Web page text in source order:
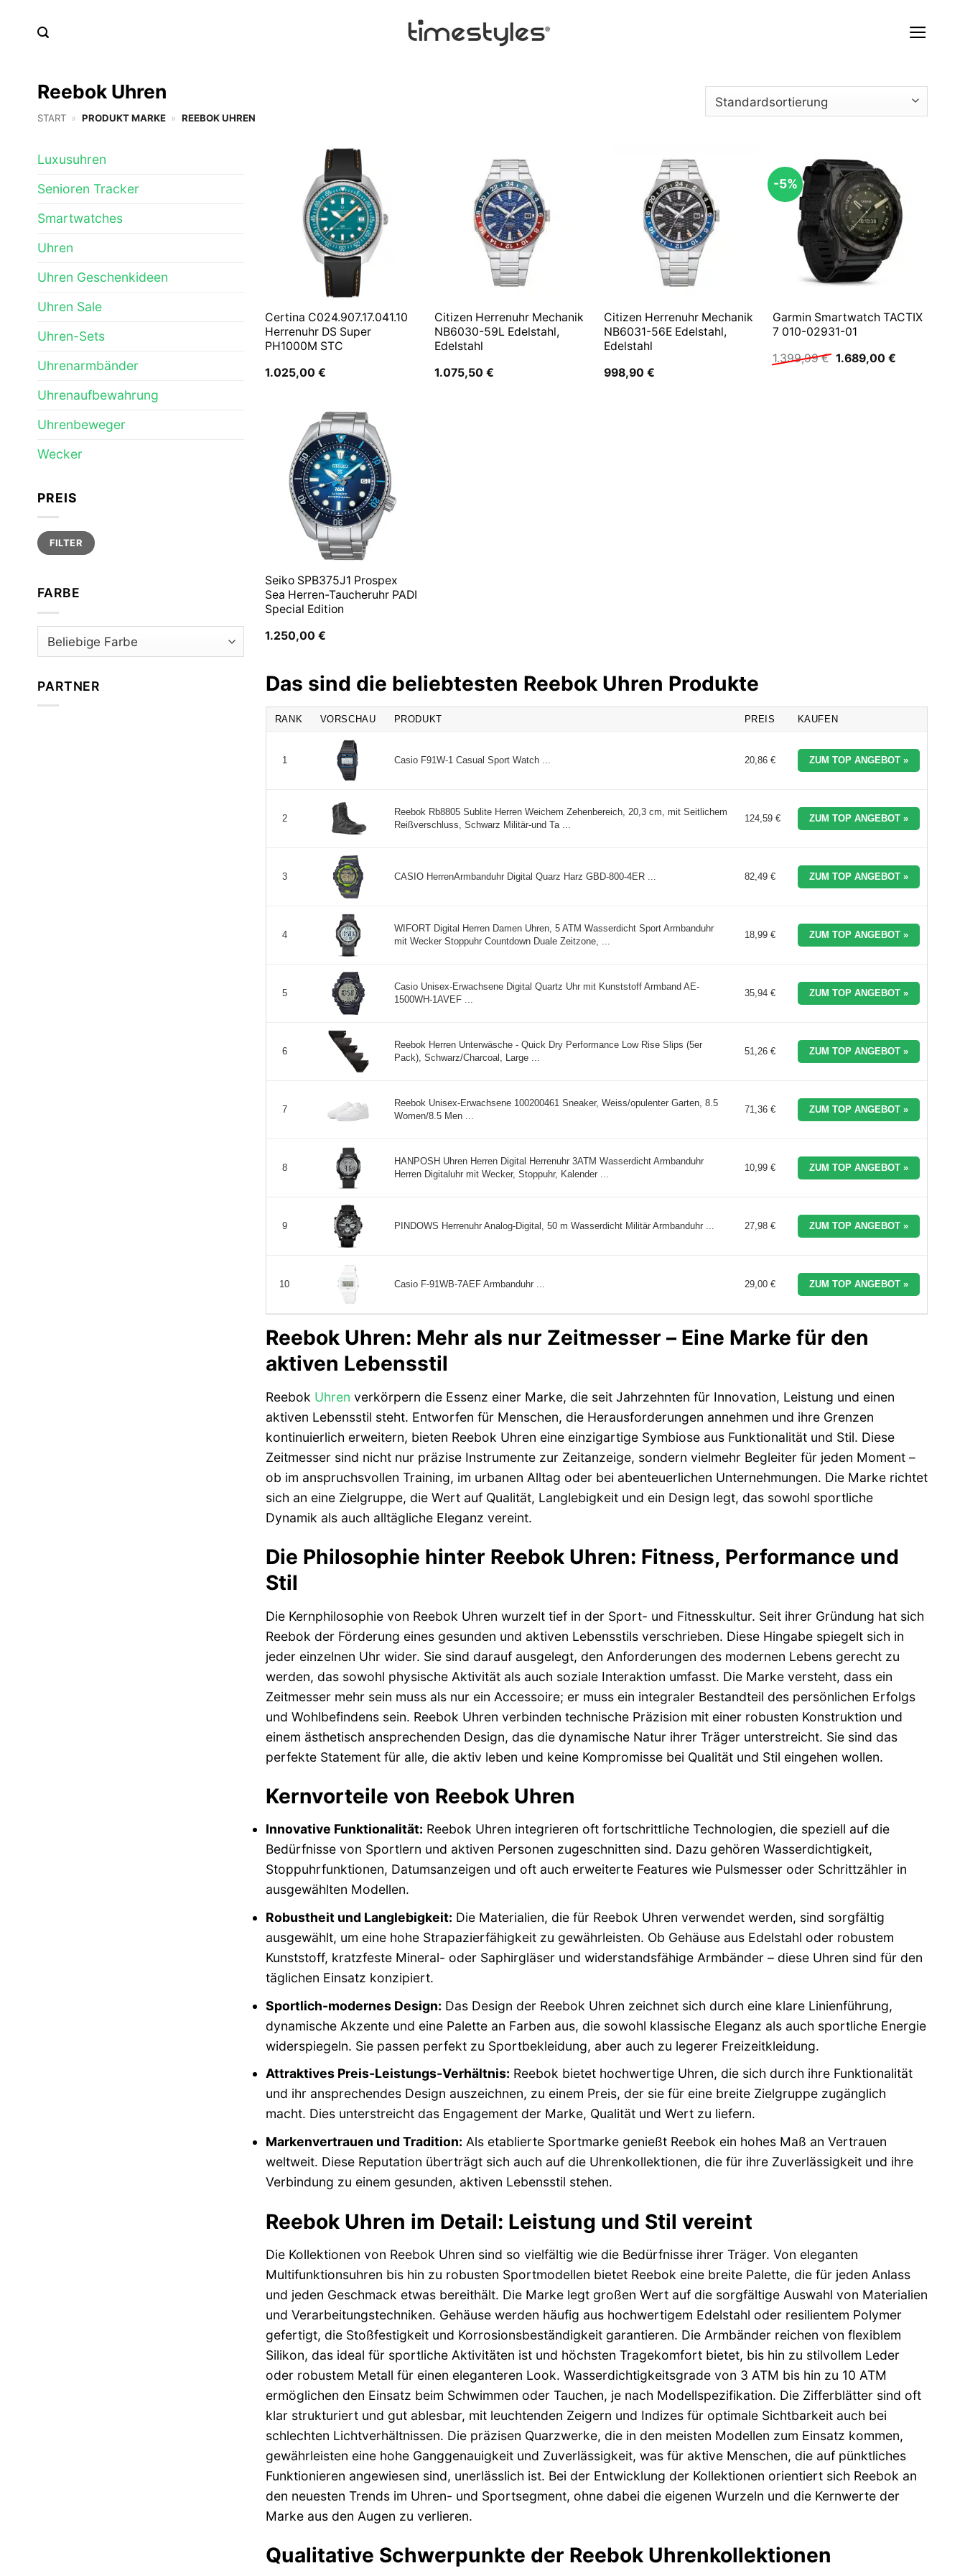
Reebok Uhren
START » PRODUKT MARKE » REEBOK UHREN
Luxusuhren
Senioren Tracker
Smartwatches
Uhren
Uhren Geschenkideen
Uhren Sale
Uhren-Sets
Uhrenarmbänder
Uhrenaufbewahrung
Uhrenbeweger
Wecker
PREIS
Min.
Preis
Max.
PreisFILTER
FARBE
PARTNER
Certina C024.907.17.041.10
Herrenuhr DS Super
PH1000M STC
1.025,00€
Citizen Herrenuhr Mechanik
NB6030-59L Edelstahl,
Edelstahl
1.075,50 €
Citizen Herrenuhr Mechanik
NB6031-56E Edelstahl,
Edelstahl
998,90 €
-5%
Garmin Smartwatch TACTIX
7 010-02931-01
1.399,99€ Ursprünglicher
1.689,00 €Aktueller
Seiko SPB375J1 Prospex
Sea Herren-Taucheruhr PADI
Special Edition
1.250,00€
Das sind die beliebtesten Reebok Uhren Produkte
RANK VORSCHAU PRODUKT PREIS KAUFEN
1 Casio F91W-1 Casual Sport Watch ... 20,86 € ZUM TOP ANGEBOT »
2
Reebok Rb8805 Sublite Herren Weichem Zehenbereich, 20,3 cm, mit Seitlichem
Reißverschluss, Schwarz Militär-und Ta ...
124,59 € ZUM TOP ANGEBOT »
3 CASIO HerrenArmbanduhr Digital Quarz Harz GBD-800-4ER ... 82,49 € ZUM TOP ANGEBOT »
4
WIFORT Digital Herren Damen Uhren, 5 ATM Wasserdicht Sport Armbanduhr
mit Wecker Stoppuhr Countdown Duale Zeitzone, ...
18,99 € ZUM TOP ANGEBOT »
5
Casio Unisex-Erwachsene Digital Quartz Uhr mit Kunststoff Armband AE-
1500WH-1AVEF ...
35,94 € ZUM TOP ANGEBOT »
6
Reebok Herren Unterwäsche - Quick Dry Performance Low Rise Slips (5er
Pack), Schwarz/Charcoal, Large ...
51,26 € ZUM TOP ANGEBOT »
7
Reebok Unisex-Erwachsene 100200461 Sneaker, Weiss/opulenter Garten, 8.5
Women/8.5 Men ...
71,36 € ZUM TOP ANGEBOT »
8
HANPOSH Uhren Herren Digital Herrenuhr 3ATM Wasserdicht Armbanduhr
Herren Digitaluhr mit Wecker, Stoppuhr, Kalender ...
10,99 € ZUM TOP ANGEBOT »
9 PINDOWS Herrenuhr Analog-Digital, 50 m Wasserdicht Militär Armbanduhr ... 27,98 € ZUM TOP ANGEBOT »
10 Casio F-91WB-7AEF Armbanduhr ... 29,00 € ZUM TOP ANGEBOT »
Reebok Uhren: Mehr als nur Zeitmesser – Eine Marke für den
aktiven Lebensstil
Reebok Uhren verkörpern die Essenz einer Marke, die seit Jahrzehnten für Innovation, Leistung und einen
aktiven Lebensstil steht. Entworfen für Menschen, die Herausforderungen annehmen und ihre Grenzen
kontinuierlich erweitern, bieten Reebok Uhren eine einzigartige Symbiose aus Funktionalität und Stil. Diese
Zeitmesser sind nicht nur präzise Instrumente zur Zeitanzeige, sondern vielmehr Begleiter für jeden Moment –
ob im anspruchsvollen Training, im urbanen Alltag oder bei abenteuerlichen Unternehmungen. Die Marke richtet
sich an eine Zielgruppe, die Wert auf Qualität, Langlebigkeit und ein Design legt, das sowohl sportliche
Dynamik als auch alltägliche Eleganz vereint.
Die Philosophie hinter Reebok Uhren: Fitness, Performance und
Stil
Die Kernphilosophie von Reebok Uhren wurzelt tief in der Sport- und Fitnesskultur. Seit ihrer Gründung hat sich
Reebok der Förderung eines gesunden und aktiven Lebensstils verschrieben. Diese Hingabe spiegelt sich in
jeder einzelnen Uhr wider. Sie sind darauf ausgelegt, den Anforderungen des modernen Lebens gerecht zu
werden, das sowohl physische Aktivität als auch soziale Interaktion umfasst. Die Marke versteht, dass ein
Zeitmesser mehr sein muss als nur ein Accessoire; er muss ein integraler Bestandteil des persönlichen Erfolgs
und Wohlbefindens sein. Reebok Uhren verbinden technische Präzision mit einer robusten Konstruktion und
einem ästhetisch ansprechenden Design, das die dynamische Natur ihrer Träger unterstreicht. Sie sind das
perfekte Statement für alle, die aktiv leben und keine Kompromisse bei Qualität und Stil eingehen wollen.
Kernvorteile von Reebok Uhren
Innovative Funktionalität: Reebok Uhren integrieren oft fortschrittliche Technologien, die speziell auf die
Bedürfnisse von Sportlern und aktiven Personen zugeschnitten sind. Dazu gehören Wasserdichtigkeit,
Stoppuhrfunktionen, Datumsanzeigen und oft auch erweiterte Features wie Pulsmesser oder Schrittzähler in
ausgewählten Modellen.
Robustheit und Langlebigkeit: Die Materialien, die für Reebok Uhren verwendet werden, sind sorgfältig
ausgewählt, um eine hohe Strapazierfähigkeit zu gewährleisten. Ob Gehäuse aus Edelstahl oder robustem
Kunststoff, kratzfeste Mineral- oder Saphirgläser und widerstandsfähige Armbänder – diese Uhren sind für den
täglichen Einsatz konzipiert.
Sportlich-modernes Design: Das Design der Reebok Uhren zeichnet sich durch eine klare Linienführung,
dynamische Akzente und eine Palette an Farben aus, die sowohl klassische Eleganz als auch sportliche Energie
widerspiegeln. Sie passen perfekt zu Sportbekleidung, aber auch zu legerer Freizeitkleidung.
Attraktives Preis-Leistungs-Verhältnis: Reebok bietet hochwertige Uhren, die sich durch ihre Funktionalität
und ihr ansprechendes Design auszeichnen, zu einem Preis, der sie für eine breite Zielgruppe zugänglich
macht. Dies unterstreicht das Engagement der Marke, Qualität und Wert zu liefern.
Markenvertrauen und Tradition: Als etablierte Sportmarke genießt Reebok ein hohes Maß an Vertrauen
weltweit. Diese Reputation überträgt sich auch auf die Uhrenkollektionen, die für ihre Zuverlässigkeit und ihre
Verbindung zu einem gesunden, aktiven Lebensstil stehen.
Reebok Uhren im Detail: Leistung und Stil vereint
Die Kollektionen von Reebok Uhren sind so vielfältig wie die Bedürfnisse ihrer Träger. Von eleganten
Multifunktionsuhren bis hin zu robusten Sportmodellen bietet Reebok eine breite Palette, die für jeden Anlass
und jeden Geschmack etwas bereithält. Die Marke legt großen Wert auf die sorgfältige Auswahl von Materialien
und Verarbeitungstechniken. Gehäuse werden häufig aus hochwertigem Edelstahl oder resilientem Polymer
gefertigt, die Stoßfestigkeit und Korrosionsbeständigkeit garantieren. Die Armbänder reichen von flexiblem
Silikon, das ideal für sportliche Aktivitäten ist und höchsten Tragekomfort bietet, bis hin zu stilvollem Leder
oder robustem Metall für einen eleganteren Look. Wasserdichtigkeitsgrade von 3 ATM bis hin zu 10 ATM
ermöglichen den Einsatz beim Schwimmen oder Tauchen, je nach Modellspezifikation. Die Zifferblätter sind oft
klar strukturiert und gut ablesbar, mit leuchtenden Zeigern und Indizes für optimale Sichtbarkeit auch bei
schlechten Lichtverhältnissen. Die präzisen Quarzwerke, die in den meisten Modellen zum Einsatz kommen,
gewährleisten eine hohe Ganggenauigkeit und Zuverlässigkeit, was für aktive Menschen, die auf pünktliches
Funktionieren angewiesen sind, unerlässlich ist. Bei der Entwicklung der Kollektionen orientiert sich Reebok an
den neuesten Trends im Uhren- und Sportsegment, ohne dabei die eigenen Wurzeln und die Kernwerte der
Marke aus den Augen zu verlieren.
Qualitative Schwerpunkte der Reebok Uhrenkollektionen